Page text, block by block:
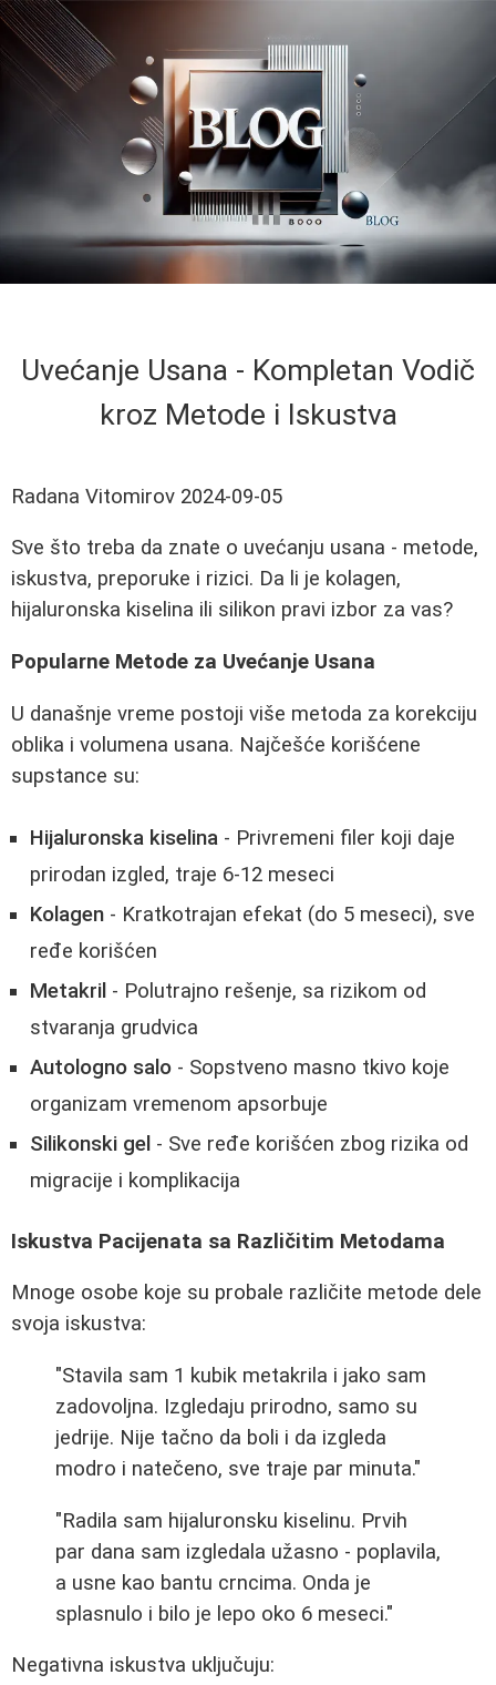
Uvećanje Usana - Kompletan Vodič
kroz Metode i Iskustva
Radana Vitomirov 2024-09-05
Sve što treba da znate o uvećanju usana - metode,
iskustva, preporuke i rizici. Da li je kolagen,
hijaluronska kiselina ili silikon pravi izbor za vas?
Popularne Metode za Uvećanje Usana
U današnje vreme postoji više metoda za korekciju
oblika i volumena usana. Najčešće korišćene
supstance su:
Hijaluronska kiselina - Privremeni filer koji daje
prirodan izgled, traje 6-12 meseci
Kolagen - Kratkotrajan efekat (do 5 meseci), sve
ređe korišćen
Metakril - Polutrajno rešenje, sa rizikom od
stvaranja grudvica
Autologno salo - Sopstveno masno tkivo koje
organizam vremenom apsorbuje
Silikonski gel - Sve ređe korišćen zbog rizika od
migracije i komplikacija
Iskustva Pacijenata sa Različitim Metodama
Mnoge osobe koje su probale različite metode dele
svoja iskustva:
"Stavila sam 1 kubik metakrila i jako sam
zadovoljna. Izgledaju prirodno, samo su
jedrije. Nije tačno da boli i da izgleda
modro i natečeno, sve traje par minuta."
"Radila sam hijaluronsku kiselinu. Prvih
par dana sam izgledala užasno - poplavila,
a usne kao bantu crncima. Onda je
splasnulo i bilo je lepo oko 6 meseci."
Negativna iskustva uključuju: